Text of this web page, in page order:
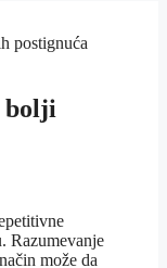
bolji
Razumevanje
može da